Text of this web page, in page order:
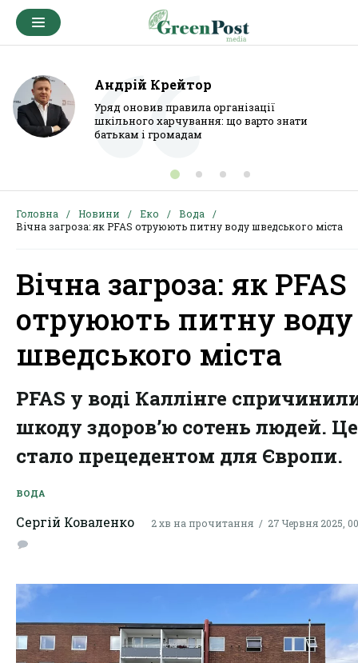
Андрій Крейтор
Уряд оновив правила організації
шкільного харчування: що варто знати
батькам і громадам
Головна Новини Еко
Вода
Вічна загроза: як PFAS отруюють питну воду шведського міста
Вічна загроза: як PFAS
отруюють питну воду
шведського міста
PFAS у воді Каллінге
шкоду здоров’ю сотень людей. Це
стало прецедентом для Європи.
ВОДА
Сергій Коваленко 2 хв на прочитання 27 Червня 2025,